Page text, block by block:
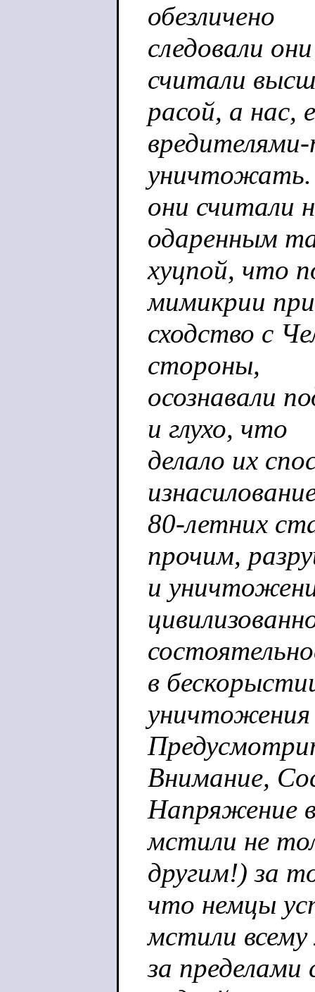
обезличено
следовали
считали
расой, а нас,
они считали
одаренным
хуцпой, что
мимикрии
сходство с
стороны,
осознавали
и глухо, что
делало их
80-летних
прочим,
и
в
Внимание,
Напряжение
мстили не
другим!) за
что немцы
мстили
за